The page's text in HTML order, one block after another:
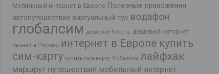
Мобильный интернет в Европе Полезные приложения
автопутешествие виртуальный тур водафон
глобалсим дешевые билеты дешевый интернет
звонки в Россию интернет в Европе купить
сим-карту купить сим-карту Глобалсим лайфхак
маршрут путешествия мобильный интернет